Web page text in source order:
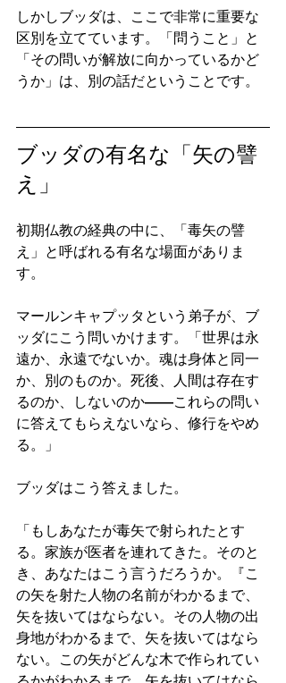
しかしブッダは、ここで非常に重要な
区別を立てています。「問うこと」と
「その問いが解放に向かっているかど
うか」は、別の話だということです。
ブッダの有名な「矢の譬
え」
初期仏教の経典の中に、「毒矢の譬
え」と呼ばれる有名な場面がありま
す。
マールンキャプッタという弟子が、ブ
ッダにこう問いかけます。「世界は永
遠か、永遠でないか。魂は身体と同一
か、別のものか。死後、人間は存在す
るのか、しないのか——これらの問い
に答えてもらえないなら、修行をやめ
る。」
ブッダはこう答えました。
「もしあなたが毒矢で射られたとす
る。家族が医者を連れてきた。そのと
き、あなたはこう言うだろうか。『こ
の矢を射た人物の名前がわかるまで、
矢を抜いてはならない。その人物の出
身地がわかるまで、矢を抜いてはなら
ない。この矢がどんな木で作られてい